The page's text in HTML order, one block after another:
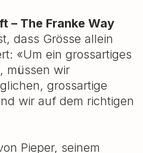
– The Franke Way
dass Grösse allein
«Um ein grossartiges
müssen wir
grossartige
wir auf dem richtigen
Pieper, seinem